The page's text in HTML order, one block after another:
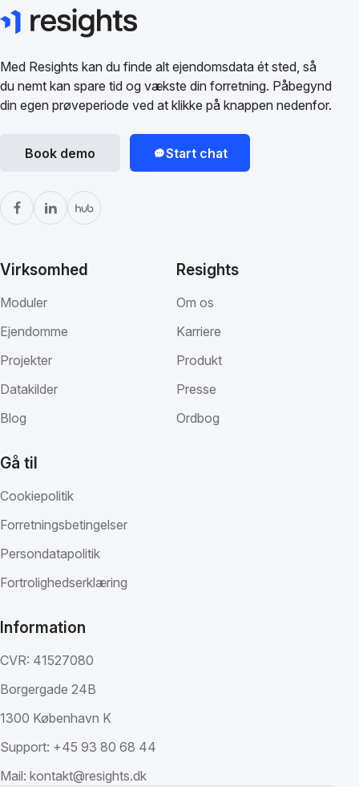
Med Resights kan du finde alt ejendomsdata ét sted, så
du nemt kan spare tid og vækste din forretning. Påbegynd
din egen prøveperiode ved at klikke på knappen nedenfor.
Book demo Start chat
Virksomhed
Moduler
Ejendomme
Projekter
Datakilder
Blog
Resights
Om os
Karriere
Produkt
Presse
Ordbog
Gå til
Cookiepolitik
Forretningsbetingelser
Persondatapolitik
Fortrolighedserklæring
Information
CVR: 41527080
Borgergade 24B
1300 København K
Support: +45 93 80 68 44
Mail: kontakt@resights.dk